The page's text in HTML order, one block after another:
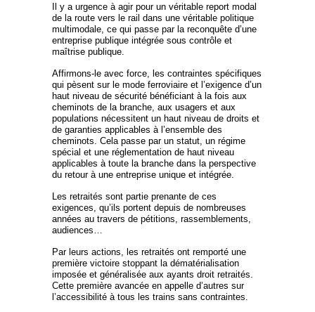
Il y a urgence à agir pour un véritable report modal
de la route vers le rail dans une véritable politique
multimodale, ce qui passe par la reconquête d’une
entreprise publique intégrée sous contrôle et
maîtrise publique.
Affirmons-le avec force, les contraintes spécifiques
qui pèsent sur le mode ferroviaire et l’exigence d’un
haut niveau de sécurité bénéficiant à la fois aux
cheminots de la branche, aux usagers et aux
populations nécessitent un haut niveau de droits et
de garanties applicables à l’ensemble des
cheminots. Cela passe par un statut, un régime
spécial et une réglementation de haut niveau
applicables à toute la branche dans la perspective
du retour à une entreprise unique et intégrée.
Les retraités sont partie prenante de ces
exigences, qu’ils portent depuis de nombreuses
années au travers de pétitions, rassemblements,
audiences…
Par leurs actions, les retraités ont remporté une
première victoire stoppant la dématérialisation
imposée et généralisée aux ayants droit retraités.
Cette première avancée en appelle d’autres sur
l’accessibilité à tous les trains sans contraintes.